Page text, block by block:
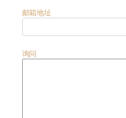
邮箱地址
询问